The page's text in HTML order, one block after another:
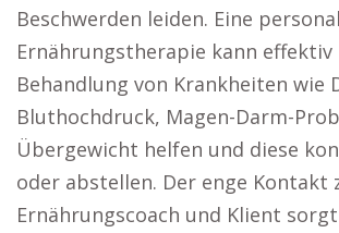
Beschwerden leiden. Eine
Ernährungstherapie kann effektiv
Behandlung von Krankheiten wie
Bluthochdruck, Magen-Darm-
Übergewicht helfen und diese
oder abstellen. Der enge Kontakt
Ernährungscoach und Klient